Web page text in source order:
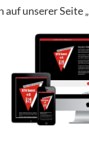
unserer Seite „